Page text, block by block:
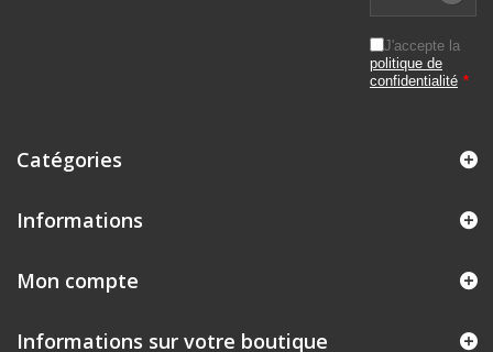
J'accepte la
politique de
confidentialité *
Catégories
Informations
Mon compte
Informations sur votre boutique